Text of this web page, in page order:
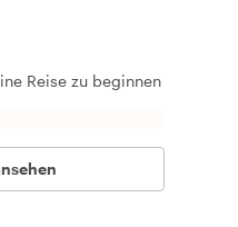
Reise zu beginnen